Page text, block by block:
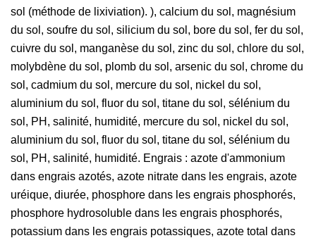
sol (méthode de lixiviation). ), calcium du sol, magnésium
du sol, soufre du sol, silicium du sol, bore du sol, fer du sol,
cuivre du sol, manganèse du sol, zinc du sol, chlore du sol,
molybdène du sol, plomb du sol, arsenic du sol, chrome du
sol, cadmium du sol, mercure du sol, nickel du sol,
aluminium du sol, fluor du sol, titane du sol, sélénium du
sol, PH, salinité, humidité, mercure du sol, nickel du sol,
aluminium du sol, fluor du sol, titane du sol, sélénium du
sol, PH, salinité, humidité. Engrais : azote d'ammonium
dans engrais azotés, azote nitrate dans les engrais, azote
uréique, diurée, phosphore dans les engrais phosphorés,
phosphore hydrosoluble dans les engrais phosphorés,
potassium dans les engrais potassiques, azote total dans